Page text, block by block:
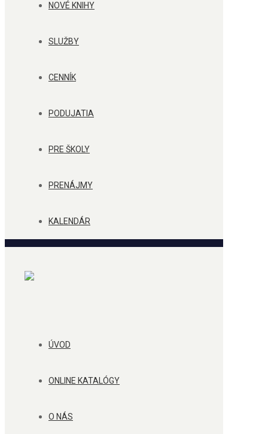
NOVÉ KNIHY
SLUŽBY
CENNÍK
PODUJATIA
PRE ŠKOLY
PRENÁJMY
KALENDÁR
ÚVOD
ONLINE KATALÓGY
O NÁS